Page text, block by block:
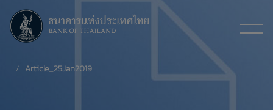
Article_25Jan2019